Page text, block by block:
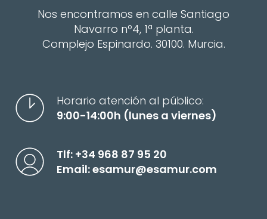
Nos encontramos en calle Santiago
Navarro nº4, 1ª planta.
Complejo Espinardo. 30100. Murcia.
Horario atención al público:
9:00-14:00h (lunes a viernes)
Tlf: +34 968 87 95 20
Email:esamur@esamur.com